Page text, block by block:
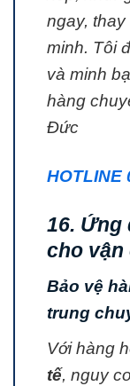
ngay,
minh. Tôi
và minh
hàng
Đức
HOTLINE
16. Ứng
cho vận
Bảo vệ
trung
Với hàng
tế, nguy